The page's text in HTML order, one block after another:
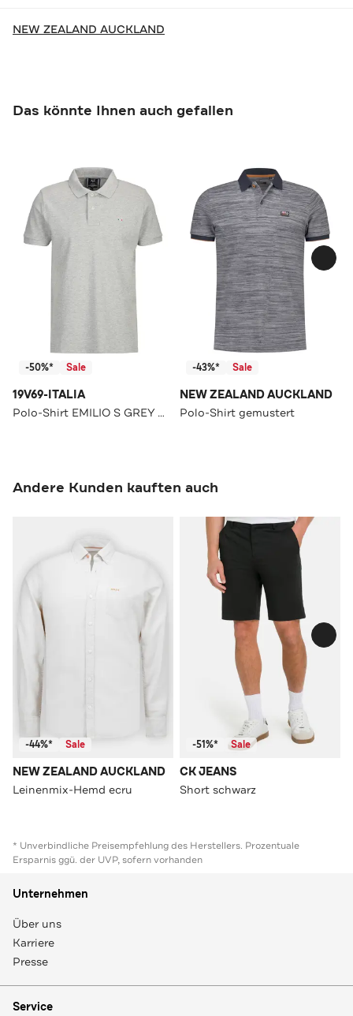
NEW ZEALAND AUCKLAND
Das könnte Ihnen auch gefallen
-50%* Sale
19V69-ITALIA
Polo-Shirt EMILIO S GREY MELANGE
-43%* Sale
NEW ZEALAND AUCKLAND
Polo-Shirt gemustert
Andere Kunden kauften auch
-44%* Sale
NEW ZEALAND AUCKLAND
Leinenmix-Hemd ecru
-51%* Sale
CK JEANS
Short schwarz
* Unverbindliche Preisempfehlung des Herstellers. Prozentuale
Ersparnis ggü. der UVP, sofern vorhanden
Unternehmen
Über uns
Karriere
Presse
Service